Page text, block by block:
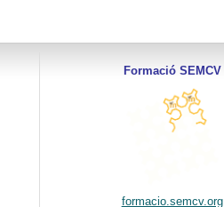
Formació SEMCV
formacio.semcv.org